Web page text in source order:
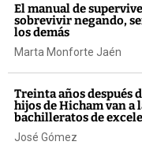
El manual de
sobrevivir negando,
los demás
Marta Monforte Jaén
Treinta años después
hijos de Hicham van a
bachilleratos de
José Gómez